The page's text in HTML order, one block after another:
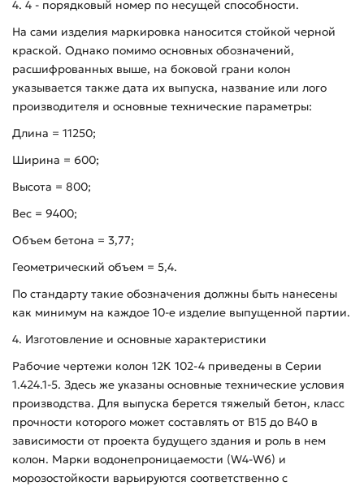
4. 4 - порядковый номер по несущей способности.
На сами изделия маркировка наносится стойкой черной
краской. Однако помимо основных обозначений,
расшифрованных выше, на боковой грани колон
указывается также дата их выпуска, название или лого
производителя и основные технические параметры:
Длина = 11250;
Ширина = 600;
Высота = 800;
Вес = 9400;
Объем бетона = 3,77;
Геометрический объем = 5,4.
По стандарту такие обозначения должны быть нанесены
как минимум на каждое 10-е изделие выпущенной партии.
4. Изготовление и основные характеристики
Рабочие чертежи колон 12К 102-4 приведены в Серии
1.424.1-5. Здесь же указаны основные технические условия
производства. Для выпуска берется тяжелый бетон, класс
прочности которого может составлять от В15 до В40 в
зависимости от проекта будущего здания и роль в нем
колон. Марки водонепроницаемости (W4-W6) и
морозостойкости варьируются соответственно с